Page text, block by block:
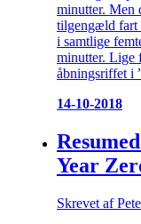
minutter. Men
tilgengæld fart
i samtlige
minutter. Lige
åbningsriffet i
14-10-2018
Year
Skrevet af